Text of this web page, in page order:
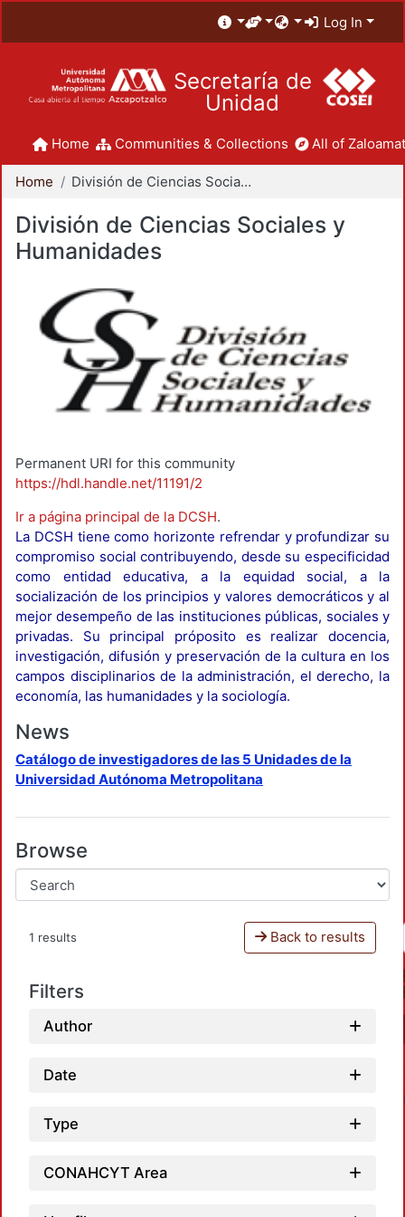
Log In
Secretaría de
Unidad
Home Communities & Collections All of
Home División de Ciencias Sociales y Humanidades
División de Ciencias Sociales y
Humanidades
Permanent URI for this community
https://hdl.handle.net/11191/2
Ir a página principal de la DCSH.
La DCSH tiene como horizonte refrendar y profundizar su
compromiso social contribuyendo, desde su especificidad
como entidad educativa, a la equidad social, a la
socialización de los principios y valores democráticos y al
mejor desempeño de las instituciones públicas, sociales y
privadas. Su principal próposito es realizar docencia,
investigación, difusión y preservación de la cultura en los
campos disciplinarios de la administración, el derecho, la
economía, las humanidades y la sociología.
News
Catálogo de investigadores de las 5 Unidades de la
Universidad Autónoma Metropolitana
Browse
1 results Back to results
Filters
Author
Date
Type
CONAHCYT Area